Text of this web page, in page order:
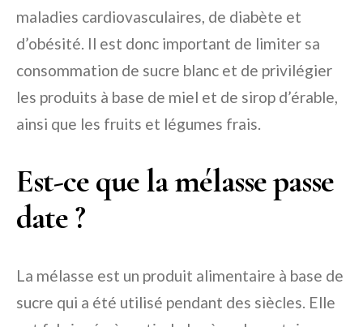
maladies cardiovasculaires, de diabète et
d’obésité. Il est donc important de limiter sa
consommation de sucre blanc et de privilégier
les produits à base de miel et de sirop d’érable,
ainsi que les fruits et légumes frais.
Est-ce que la mélasse passe
date ?
La mélasse est un produit alimentaire à base de
sucre qui a été utilisé pendant des siècles. Elle